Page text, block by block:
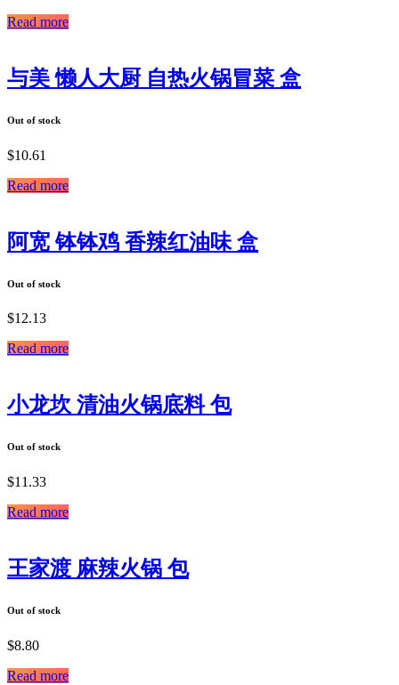
Read more
与美 懒人大厨 自热火锅冒菜 盒
Out of stock
$10.61
Read more
阿宽 钵钵鸡 香辣红油味 盒
Out of stock
$12.13
Read more
小龙坎 清油火锅底料 包
Out of stock
$11.33
Read more
王家渡 麻辣火锅 包
Out of stock
$8.80
Read more